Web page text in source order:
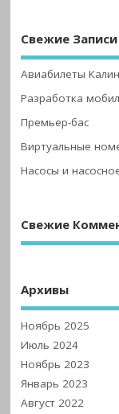
Свежие Записи
Авиабилеты
Разработка
Премьер-бас
Виртуальные
Насосы и
Свежие
Архивы
Ноябрь 2025
Июль 2024
Ноябрь 2023
Январь 2023
Август 2022